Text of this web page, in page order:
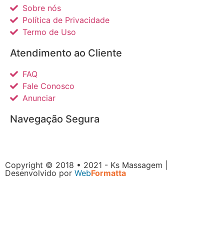
Sobre nós
Política de Privacidade
Termo de Uso
Atendimento ao Cliente
FAQ
Fale Conosco
Anunciar
Navegação Segura
Copyright © 2018 • 2021 - Ks Massagem |
Desenvolvido por WebFormatta